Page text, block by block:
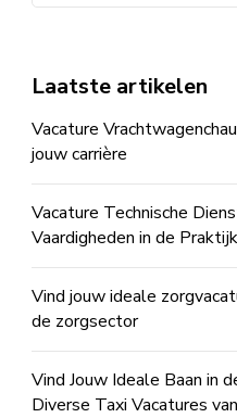
Laatste artikelen
Vacature
jouw carrière
Vacature Technische
Vaardigheden in de Praktijk
Vind jouw ideale
de zorgsector
Vind Jouw Ideale Baan in
Diverse Taxi Vacatures